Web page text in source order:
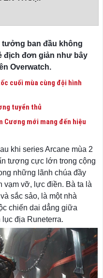
tưởng ban đầu không
địch đơn giản như bây
Overwatch.
cuối mùa cùng đội hình
tuyển thủ
Cương mới mang đến hiệu
khi series Arcane mùa 2
tượng cực lớn trong cộng
những lãnh chúa đầy
vạm vỡ, lực điền. Bà ta là
sắc sảo, là một nhà
chiến dai dẳng giữa
địa Runeterra.